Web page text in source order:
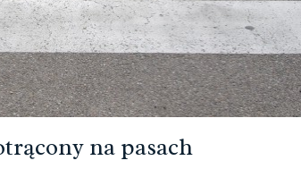
na pasach